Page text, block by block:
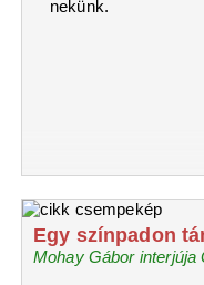
nekünk.
Egy színpadon
Mohay Gábor